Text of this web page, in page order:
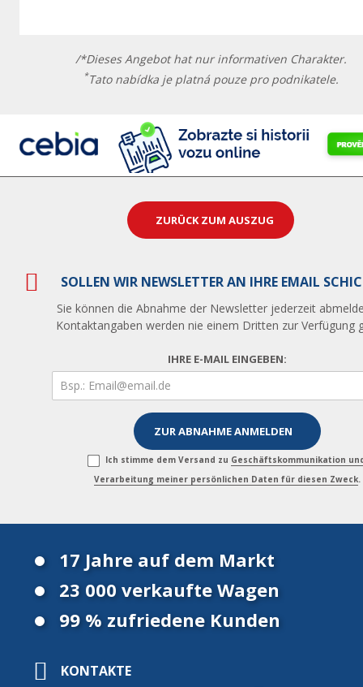
/*Dieses Angebot hat nur informativen Charakter.
*Tato nabídka je platná pouze pro podnikatele.
ZURÜCK ZUM AUSZUG
SOLLEN WIR NEWSLETTER AN IHRE EMAIL
Sie können die Abnahme der Newsletter jederzeit
Kontaktangaben werden nie einem Dritten zur Verfügung
IHRE E-MAIL EINGEBEN:
Ich stimme dem Versand zu Geschäftskommunikation
Verarbeitung meiner persönlichen Daten für diesen Zweck.
17 Jahre auf dem Markt
23 000 verkaufte Wagen
99 % zufriedene Kunden
KONTAKTE